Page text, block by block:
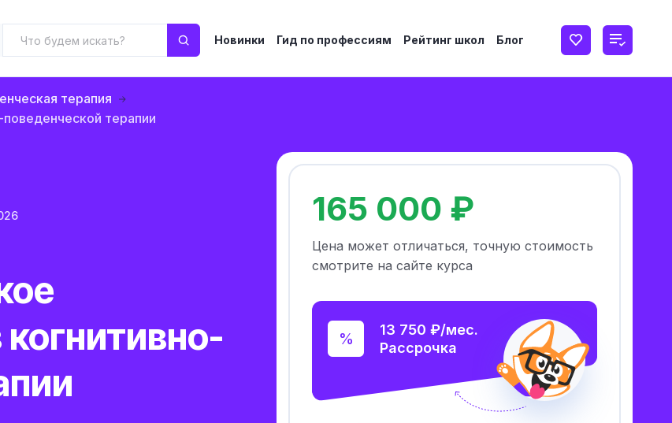
Новинки Гид по профессиям Рейтинг школ Блог
терапия
терапии
165 000 ₽
Цена может отличаться, точную стоимость
смотрите на сайте курса
13 750 ₽/мес.
Рассрочка